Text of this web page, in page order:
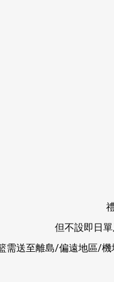
但不設即日
需送至離島/偏遠地區/